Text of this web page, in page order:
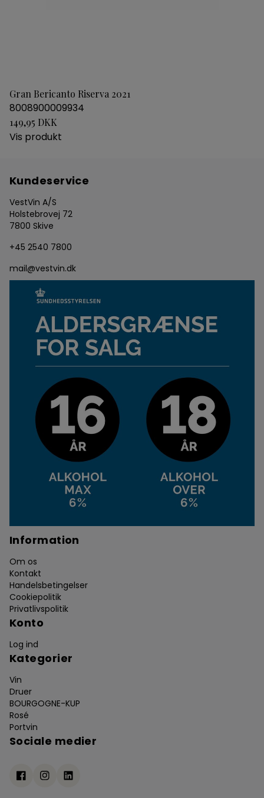
Gran Bericanto Riserva 2021
8008900009934
149,95 DKK
Vis produkt
Kundeservice
VestVin A/S
Holstebrovej 72
7800 Skive
+45 2540 7800
mail@vestvin.dk
Information
Om os
Kontakt
Handelsbetingelser
Cookiepolitik
Privatlivspolitik
Konto
Log ind
Kategorier
Vin
Druer
BOURGOGNE-KUP
Rosé
Portvin
Sociale medier